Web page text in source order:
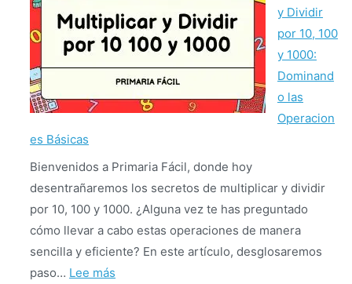
y Dividir
por 10, 100
y 1000:
Dominand
o las
Operacion
es Básicas
Bienvenidos a Primaria Fácil, donde hoy
desentrañaremos los secretos de multiplicar y dividir
por 10, 100 y 1000. ¿Alguna vez te has preguntado
cómo llevar a cabo estas operaciones de manera
sencilla y eficiente? En este artículo, desglosaremos
paso… Lee más